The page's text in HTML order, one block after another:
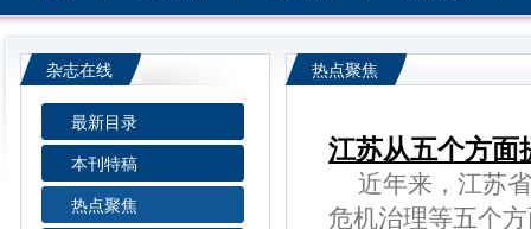
杂志在线
最新目录
本刊特稿
热点聚焦
热点聚焦
江苏从五个方面
近年来，江苏省
危机治理等五个